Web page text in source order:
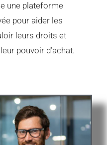
une plateforme
pour aider les
leurs droits et
pouvoir d’achat.